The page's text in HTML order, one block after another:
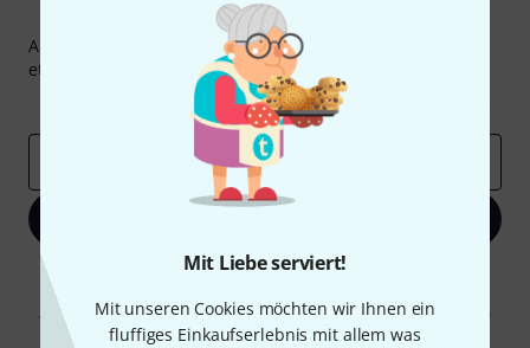
Mit Liebe serviert!
Mit unseren Cookies möchten wir Ihnen ein
fluffiges Einkaufserlebnis mit allem was
Thomann Newsletter
Abonniere den Thomann Newsletter und gewinne mit
etwas Glück einen von50 Gutscheinen
Inspirierende Beiträge
Deals
Mit Klick auf „Jetzt anmelden“ stimmen Sie dem Erhalt von E-Mail-
Werbung und einer Messung des E-Mail-Nutzungsverhaltens zu. Die
Abmeldung ist jederzeit möglich. Weitere Informationen finden Sie in
unserenDatenschutzhinweisen.